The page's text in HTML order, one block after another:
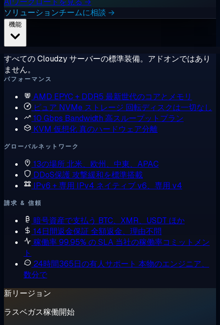
ソリューションチームに相談 →
すべての Cloudzy サーバーの標準装備。アドオンではあり
ません。
パフォーマンス
AMD EPYC + DDR5 最新世代のコアとメモリ
ピュア NVMe ストレージ 回転ディスクは一切なし
10 Gbps Bandwidth 高スループットプラン
KVM 仮想化真のハードウェア分離
グローバルネットワーク
13の場所北米、欧州、中東、APAC
DDoS保護攻撃緩和を標準搭載
IPv6 + 専用 IPv4 ネイティブ v6、専用 v4
請求 & 信頼
暗号資産で支払う BTC、XMR、USDT ほか
14日間返金保証 全額返金、理由不問
稼働率 99.95% の SLA 当社の稼働率コミットメン
ト
24時間365日の有人サポート 本物のエンジニア、
数分で
新リージョン
ラスベガス稼働開始